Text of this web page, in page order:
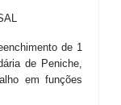
de 1
de Peniche,
em funções